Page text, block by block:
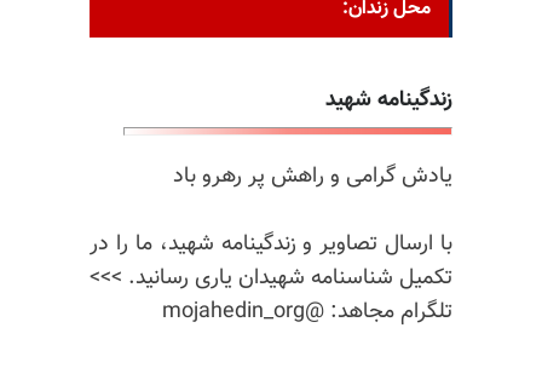
محل زندان:
زندگینامه شهید
یادش گرامی و راهش پر رهرو باد
با ارسال تصاویر و زندگینامه شهید، ما را در
تکمیل شناسنامه شهیدان یاری رسانید. >>>
تلگرام مجاهد: @mojahedin_org